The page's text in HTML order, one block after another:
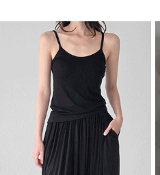
아이템으로 활용하기 좋아요~